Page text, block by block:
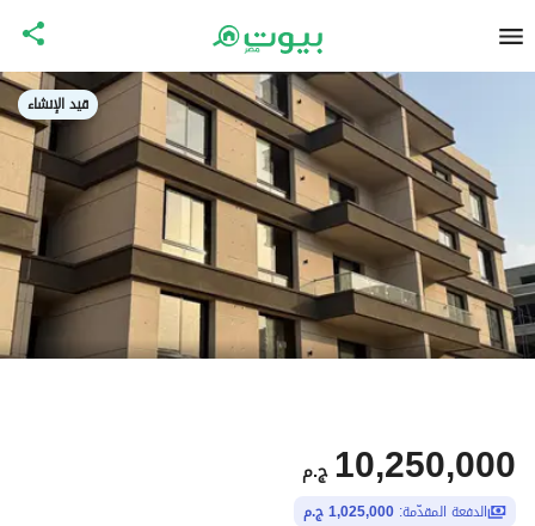
قيد الإنشاء
ج.م 10,250,000
الدفعة المقدّمة: 1,025,000 ج.م